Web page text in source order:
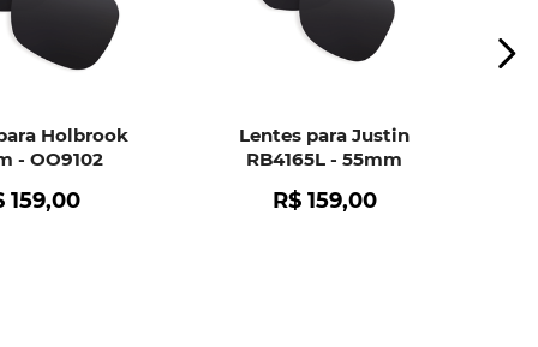
Holbrook
- OO9102
159,00
Lentes para Justin
RB4165L - 55mm
R$ 159,00